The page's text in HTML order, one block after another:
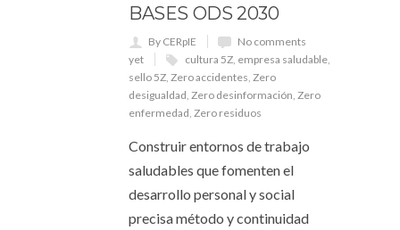
BASES ODS 2030
By CERpIE
No comments
yet
cultura 5Z empresa saludable
sello 5Z Zero accidentes Zero
desigualdad Zero desinformación Zero
enfermedad Zero residuos
Construir entornos de trabajo
saludables que fomenten el
desarrollo personal y social
precisa método y continuidad